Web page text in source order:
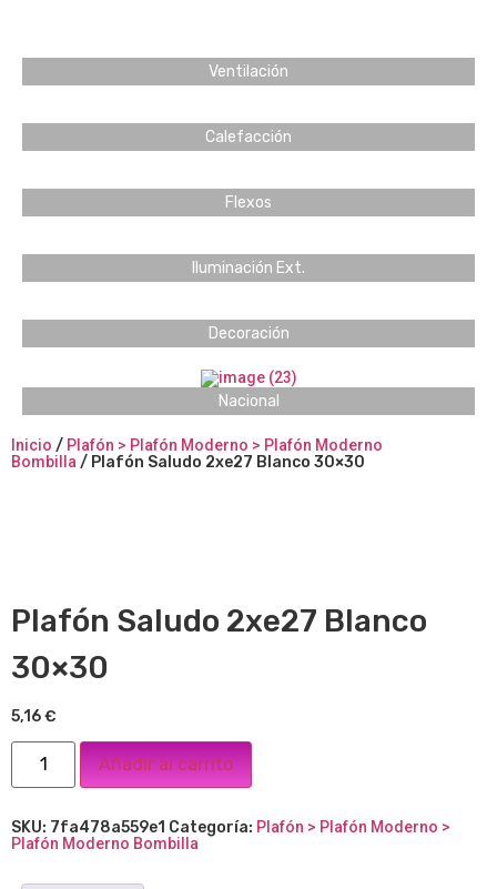
Ventilación
Calefacción
Flexos
Iluminación Ext.
Decoración
Nacional
Inicio / Plafón > Plafón Moderno > Plafón Moderno
Bombilla/ Plafón Saludo 2xe27 Blanco 30×30
Plafón Saludo 2xe27 Blanco
30×30
5,16€
Añadir al carrito
SKU: 7fa478a559e1 Categoría: Plafón > Plafón Moderno >
Plafón Moderno Bombilla